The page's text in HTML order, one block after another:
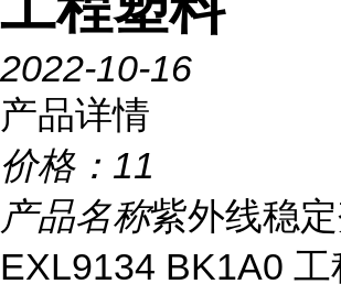
2022-10-16
产品详情
价格： 11
产品名称紫外线稳
EXL9134 BK1A0 工